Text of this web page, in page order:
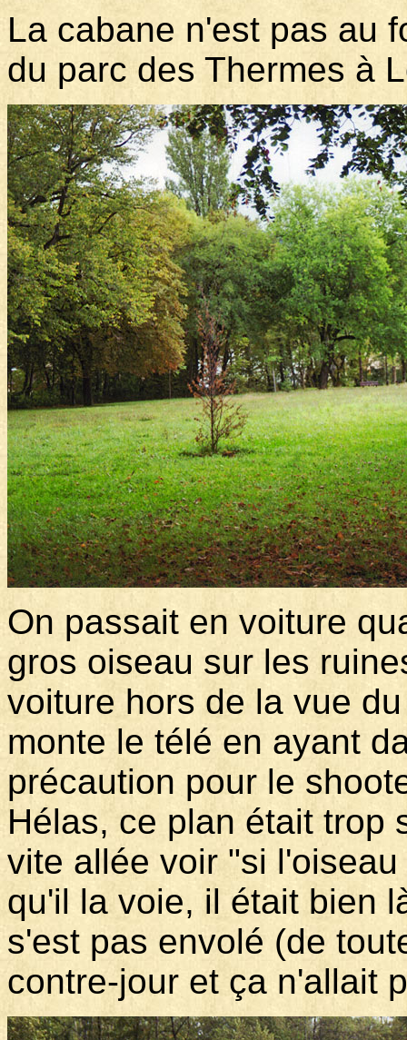
La cabane n'est pas au
du parc des Thermes à
On passait en voiture
gros oiseau sur les
voiture hors de la vue
monte le télé en ayant
précaution pour le
Hélas, ce plan était trop
vite allée voir "si
qu'il la voie, il était bien
s'est pas envolé (de
contre-jour et ça n'allait